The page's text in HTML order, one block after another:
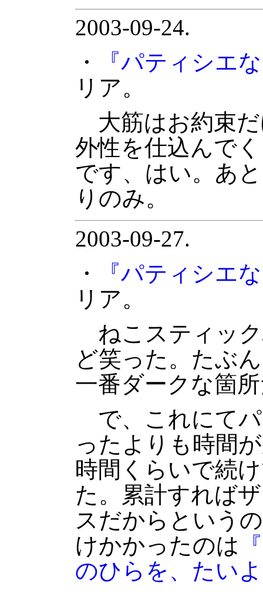
2003-09-24.
・
『パティシエ
リア。
大筋はお約束だ
外性を仕込んで
です、はい。あ
りのみ。
2003-09-27.
・
『パティシエ
リア。
ねこスティッ
ど笑った。たぶ
一番ダークな箇
で、これにて
ったよりも時間
時間くらいで続
た。累計すれば
スだからという
けかかったのは
のひらを、たい